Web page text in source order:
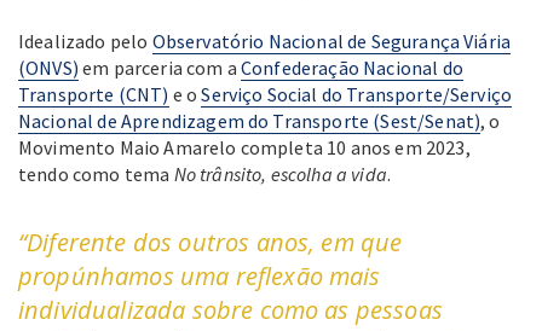
Idealizado pelo Observatório Nacional de Segurança Viária
(ONVS) em parceria com aConfederação Nacional do
Transporte (CNT) e oServiço Social do Transporte/Serviço
Nacional de Aprendizagem do Transporte (Sest/Senat), o
Movimento Maio Amarelo completa 10 anos em 2023,
tendo como tema No trânsito, escolha a vida.
“Diferente dos outros anos, em que
propúnhamos uma reflexão mais
individualizada sobre como as pessoas